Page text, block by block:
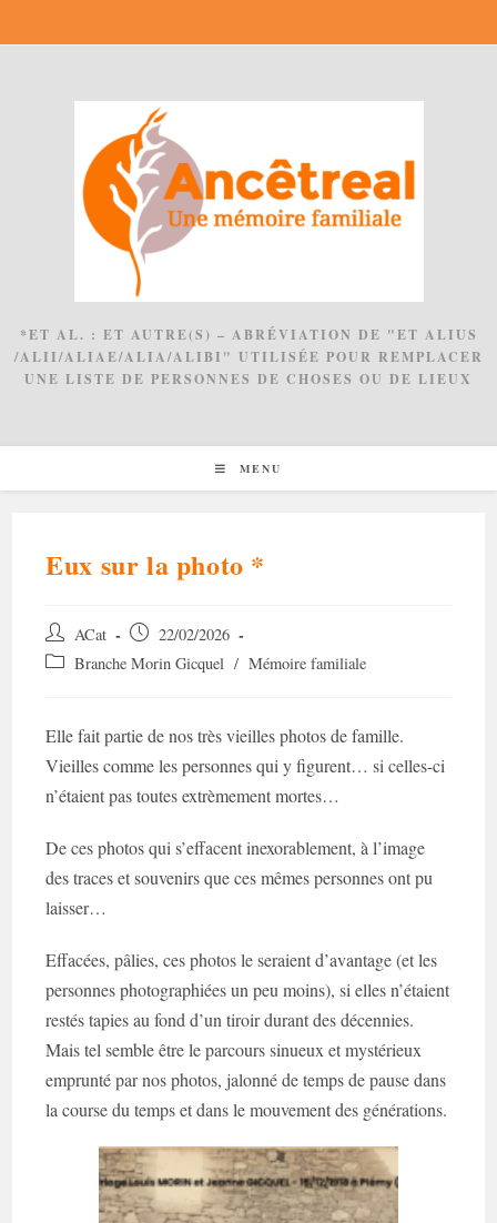
*ET AL. : ET AUTRE(S) – ABRÉVIATION DE "ET ALIUS
/ALII/ALIAE/ALIA/ALIBI" UTILISÉE POUR REMPLACER
UNE LISTE DE PERSONNES DE CHOSES OU DE LIEUX
MENU
Eux sur la photo *
Auteur/autrice
de
ACat
Post
published:
22/02/2026
Post Branche Morin Gicquel / Mémoire familiale
Elle fait partie de nos très vieilles photos de famille.
Vieilles comme les personnes qui y figurent… si celles-ci
n’étaient pas toutes extrèmement mortes…
De ces photos qui s’effacent inexorablement, à l’image
des traces et souvenirs que ces mêmes personnes ont pu
laisser…
Effacées, pâlies, ces photos le seraient d’avantage (et les
personnes photographiées un peu moins), si elles n’étaient
restés tapies au fond d’un tiroir durant des décennies.
Mais tel semble être le parcours sinueux et mystérieux
emprunté par nos photos, jalonné de temps de pause dans
la course du temps et dans le mouvement des générations.